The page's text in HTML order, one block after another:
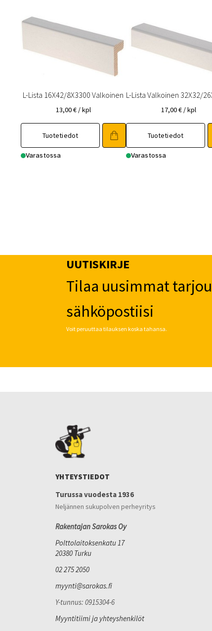
L-Lista 16X42/8X3300 Valkoinen
13,00€ / kpl
Tuotetiedot
Varastossa
L-Lista Valkoinen 32X32/
17,00€ / kpl
Tuotetiedot
Varastossa
UUTISKIRJE
Tilaa uusimmat
sähköpostiisi
Voit peruuttaa tilauksen koska tahansa.
YHTEYSTIEDOT
Turussa vuodesta 1936
Neljännen sukupolven perheyritys
Rakentajan Sarokas Oy
Polttolaitoksenkatu 17
20380 Turku
02 275 2050
myynti@sarokas.fi
Y-tunnus: 0915304-6
Myyntitiimi ja yhteyshenkilöt